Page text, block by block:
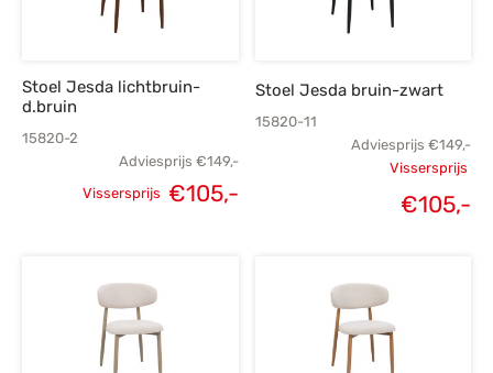
Stoel Jesda lichtbruin-
d.bruin
15820-2
Adviesprijs €149,-
Vissersprijs €105,-
Stoel Jesda bruin-zwart
15820-11
Adviesprijs €149,-
Vissersprijs
€105,-